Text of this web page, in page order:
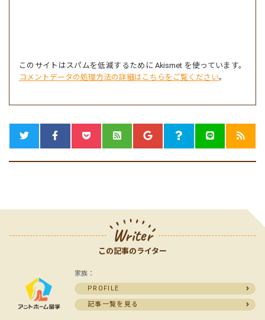
このサイトはスパムを低減するために Akismet を使っています。
コメントデータの処理方法の詳細はこちらをご覧ください。
Writer
この記事のライター
家族：
PROFILE
記事一覧を見る